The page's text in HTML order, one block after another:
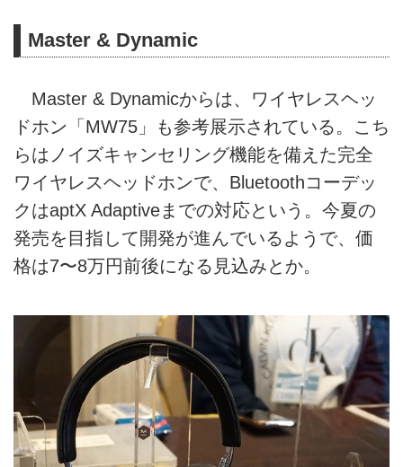
Master & Dynamic
Master & Dynamicからは、ワイヤレスヘッ
ドホン「MW75」も参考展示されている。こち
らはノイズキャンセリング機能を備えた完全
ワイヤレスヘッドホンで、Bluetoothコーデッ
クはaptX Adaptiveまでの対応という。今夏の
発売を目指して開発が進んでいるようで、価
格は7〜8万円前後になる見込みとか。